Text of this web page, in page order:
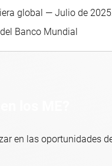
global — Julio de
Banco Mundial
en las oportunidades